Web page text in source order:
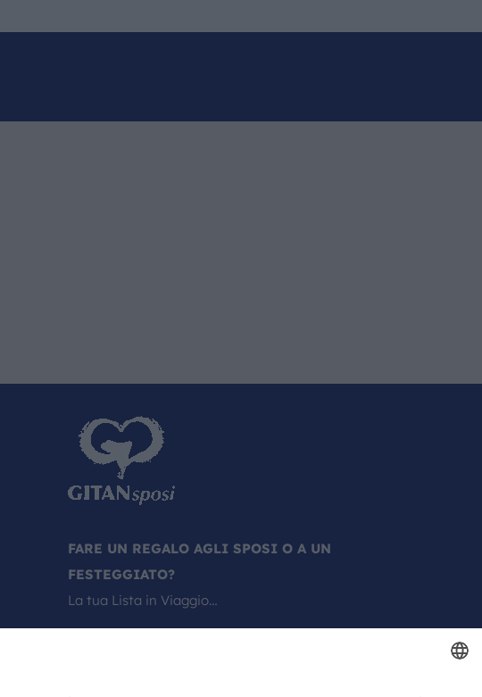
FARE UN REGALO AGLI SPOSI O A UN
FESTEGGIATO?
La tua Lista in Viaggio…